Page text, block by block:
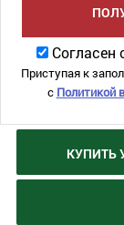
Согласен
Приступая к
с Политикой
КУПИТЬ